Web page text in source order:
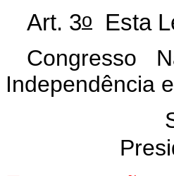
Art. 3o
Esta
Congresso
Independência